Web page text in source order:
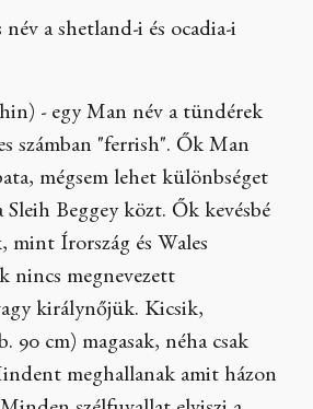
név a shetland-i és ocadia-i
- egy Man név a tündérek
számban "ferrish". Ők Man
mégsem lehet különbséget
Beggey közt. Ők kevésbé
mint Írország és Wales
nincs megnevezett
királynőjük. Kicsik,
90 cm) magasak, néha csak
meghallanak amit házon